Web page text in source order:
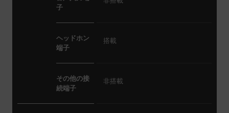
子
ヘッドホン
端子
搭載
その他の接
続端子
非搭載